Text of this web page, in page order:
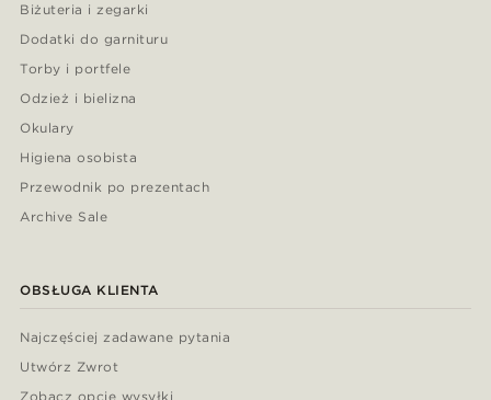
Biżuteria i zegarki
Dodatki do garnituru
Torby i portfele
Odzież i bielizna
Okulary
Higiena osobista
Przewodnik po prezentach
Archive Sale
OBSŁUGA KLIENTA
Najczęściej zadawane pytania
Utwórz Zwrot
Zobacz opcje wysyłki